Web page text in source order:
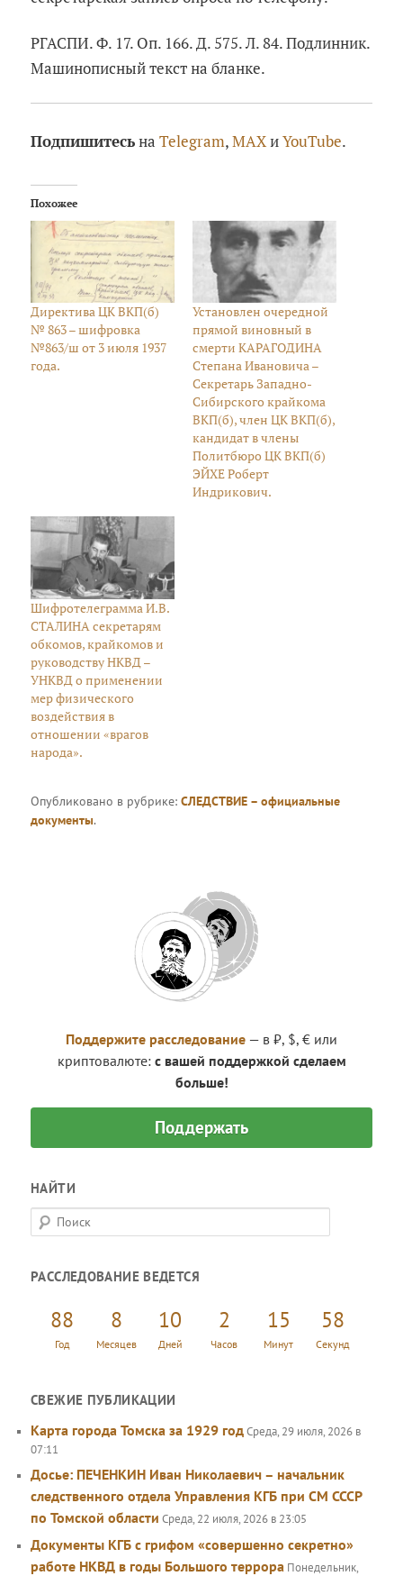
РГАСПИ. Ф. 17. Оп. 166. Д. 575. Л. 84. Подлинник.
Машинописный текст на бланке.
ПодпишитесьнаTelegram,MAXиYouTube.
Похожее
Директива ЦК ВКП(б)
№ 863 – шифровка
№863/ш от 3 июля 1937
года.
Установлен очередной
прямой виновный в
смерти КАРАГОДИНА
Степана Ивановича –
Секретарь Западно-
Сибирского крайкома
ВКП(б), член ЦК ВКП(б),
кандидат в члены
Политбюро ЦК ВКП(б)
ЭЙХЕ Роберт
Индрикович.
Шифротелеграмма И.В.
СТАЛИНА секретарям
обкомов, крайкомов и
руководству НКВД –
УНКВД о применении
мер физического
воздействия в
отношении «врагов
народа».
Опубликовано в рубрике:СЛЕДСТВИЕ – официальные
документы.
Поддержите расследование — в ₽, $, € или
криптовалюте: с вашей поддержкой сделаем
больше!
Поддержать
НАЙТИ
П
о
с
РАССЛЕДОВАНИЕ ВЕДЕТСЯ
88
Год
8
Месяцев
10
Дней
2
Часов
15
Минут
59
Секунд
СВЕЖИЕ ПУБЛИКАЦИИ
Карта города Томска за 1929 годСреда, 29 июля, 2026 в
07:11
Досье: ПЕЧЕНКИН Иван Николаевич – начальник
следственного отдела Управления КГБ при СМ СССР
по Томской области Среда, 22 июля, 2026 в 23:05
Документы КГБ с грифом «совершенно секретно»
работе НКВД в годы Большого террора Понедельник,